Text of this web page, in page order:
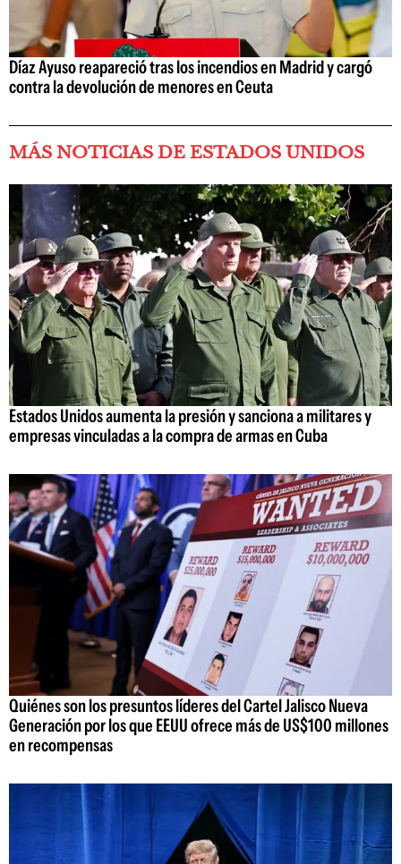
Díaz Ayuso reapareció tras los incendios en Madrid y cargó
contra la devolución de menores en Ceuta
MÁS NOTICIAS DE ESTADOS UNIDOS
Estados Unidos aumenta la presión y sanciona a militares y
empresas vinculadas a la compra de armas en Cuba
Quiénes son los presuntos líderes del Cartel Jalisco Nueva
Generación por los que EEUU ofrece más de US$100 millones
en recompensas